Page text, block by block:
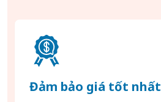
Đảm bảo giá tốt nhất